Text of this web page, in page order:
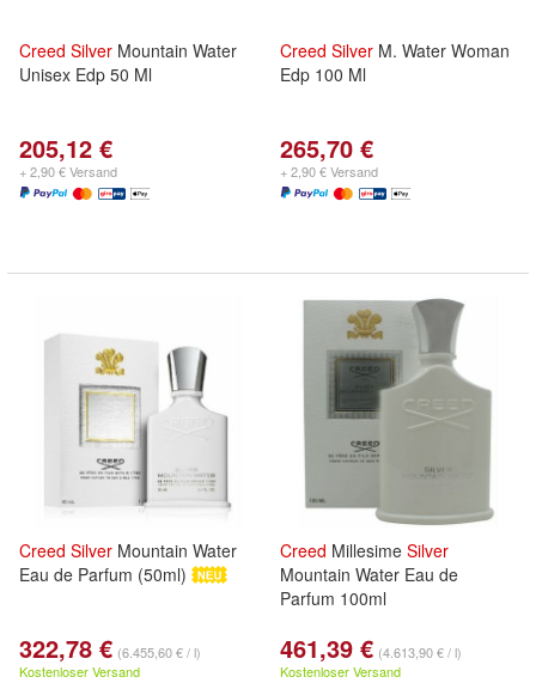
Creed Silver Mountain Water
Unisex Edp 50 Ml
205,12 €
+ 2,90 € Versand
Creed Silver M. Water Woman
Edp 100 Ml
265,70 €
+ 2,90 € Versand
Creed Silver Mountain Water
Eau de Parfum (50ml)
322,78 € (6.455,60 € / l)
Kostenloser Versand
Creed Millesime Silver
Mountain Water Eau de
Parfum 100ml
461,39 € (4.613,90 € / l)
Kostenloser Versand